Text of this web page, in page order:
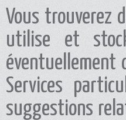
Vous trouverez
utilise et
éventuellement
Services
suggestions